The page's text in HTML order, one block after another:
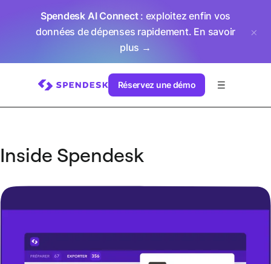
Spendesk AI Connect: exploitez enfin vos
données de dépenses rapidement. En savoir
plus →
Réservez une démo
Inside Spendesk